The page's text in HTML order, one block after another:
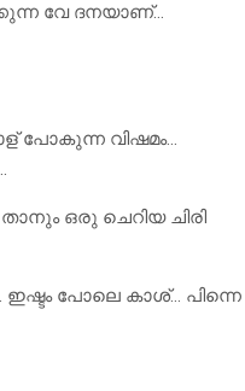
വേ ദനയാണ്…
പോകുന്ന വിഷമം…
ഒരു ചെറിയ ചിരി
പോലെ കാശ്… പിന്നെ